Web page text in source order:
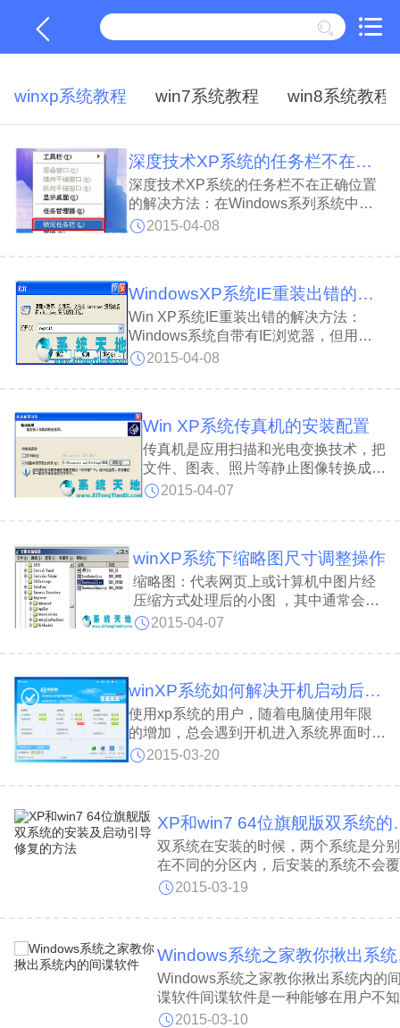
winxp系统教程 win7系统教程 win8系统教程
深度技术XP系统的任务栏不在正确位置的解决方法
深度技术XP系统的任务栏不在正确位置
的解决方法：在Windows系列系统中，
任务栏(taskbar)就是指位于桌面最下方的
程序区、语言选项带（可解锁）和托盘区
任务栏右侧则有“显示桌面”功能。
2015-04-08
WindowsXP系统IE重装出错的解决方法
Win XP系统IE重装出错的解决方法：
Windows系统自带有IE浏览器，但用户
在使用IE浏览见面时，也会遇到很多问
等，修改1：首页1.破坏特性：默认首页
被自动改为某网站的网址。2.表现形式：
2015-04-08
Win XP系统传真机的安装配置
传真机是应用扫描和光电变换技术，把
文件、图表、照片等静止图像转换成电
信号，传送到接收端，以记录形式进行
置操作分享给大家。一些用户在XP系
真机，
2015-04-07
winXP系统下缩略图尺寸调整操作
缩略图：代表网页上或计算机中图片经
压缩方式处理后的小图 ，其中通常会包
含指向完整大小的图片的超链接。缩略
图形或图片较多的网页。因其小巧，加
2015-04-07
winXP系统如何解决开机启动后操作迟延的方法
使用xp系统的用户，随着电脑使用年限
的增加，总会遇到开机进入系统界面时，
鼠标点击什么都没有反应，大概一分钟左
们应该怎么办呢？难道就盯着电脑屏幕等
一分钟吗？有什么好的方法可以对系统进
行设置，
2015-03-20
XP和win7
双系统在安装的时候，两个系统是分
在不同的分区内，后安装的系统不会
前一个系统。而且每个单独的系统都
双系统后，在启动的时候，有一个多
统。
2015-03-19
Windows系统之家教你揪出系统内的
谍软件间谍软件是一种能够在用户不
的情况下，在其电脑上安装后门、收
2015-03-10